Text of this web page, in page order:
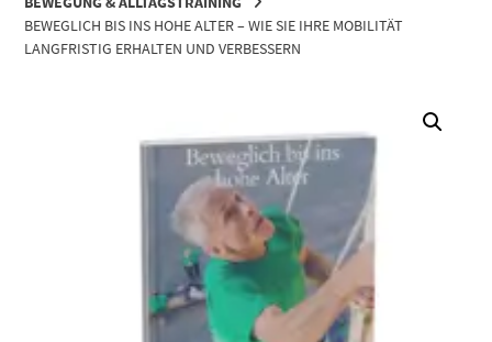
BEWEGLICH BIS INS HOHE ALTER – WIE SIE IHRE MOBILITÄT
LANGFRISTIG ERHALTEN UND VERBESSERN